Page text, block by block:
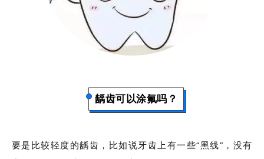
龋齿可以涂氟吗？
要是比较轻度的龋齿，比如说牙齿上有一些“黑线”，没有